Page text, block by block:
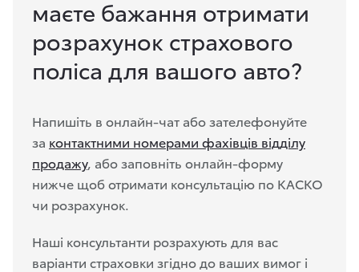
маєте бажання отримати
розрахунок страхового
поліса для вашого авто?
Напишіть в онлайн-чат або зателефонуйте
за контактними номерами фахівців відділу
продажу, або заповніть онлайн-форму
нижче щоб отримати консультацію по КАСКО
чи розрахунок.
Наші консультанти розрахують для вас
варіанти страховки згідно до ваших вимог і